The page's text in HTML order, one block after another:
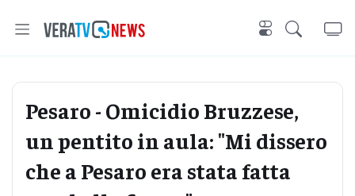
Pesaro - Omicidio Bruzzese,
un pentito in aula: "Mi dissero
che a Pesaro era stata fatta